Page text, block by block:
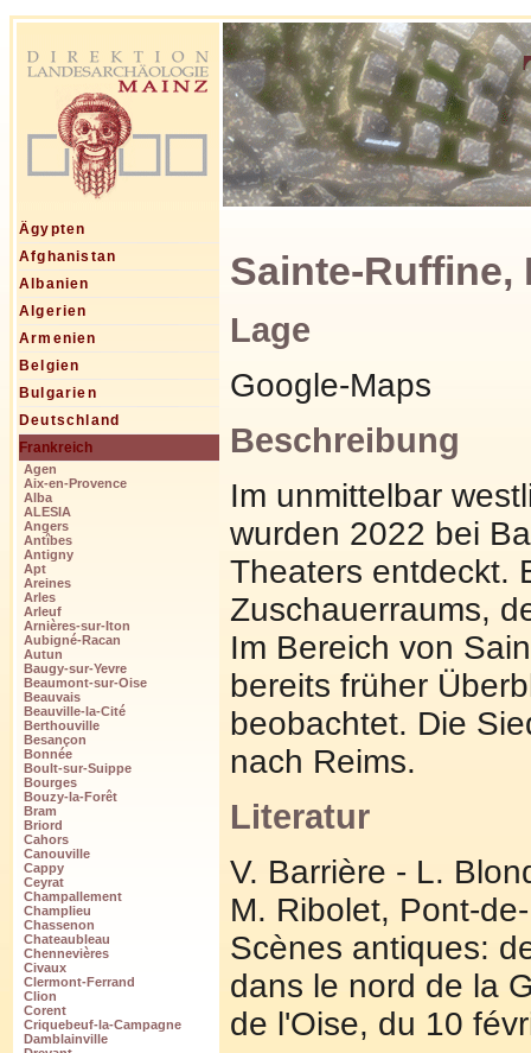
Ägypten
Afghanistan
Albanien
Algerien
Armenien
Belgien
Bulgarien
Deutschland
Frankreich
Agen
Aix-en-Provence
Alba
ALESIA
Angers
Antîbes
Antigny
Apt
Areines
Arles
Arleuf
Arnières-sur-Iton
Aubigné-Racan
Autun
Baugy-sur-Yevre
Beaumont-sur-Oise
Beauvais
Beauville-la-Cité
Berthouville
Besançon
Bonnée
Boult-sur-Suippe
Bourges
Bouzy-la-Forêt
Bram
Briord
Cahors
Canouville
Cappy
Ceyrat
Champallement
Champlieu
Chassenon
Chateaubleau
Chennevières
Civaux
Clermont-Ferrand
Clion
Corent
Criquebeuf-la-Campagne
Damblainville
Sainte-Ruffine,
Lage
Google-Maps
Beschreibung
Im unmittelbar
wurden 2022 bei
Theaters entdeckt.
Zuschauerraums,
Im Bereich von
bereits früher
beobachtet. Die
nach Reims.
Literatur
V. Barrière - L.
M. Ribolet, Pont-
Scènes antiques:
dans le nord de la
de l'Oise, du 10